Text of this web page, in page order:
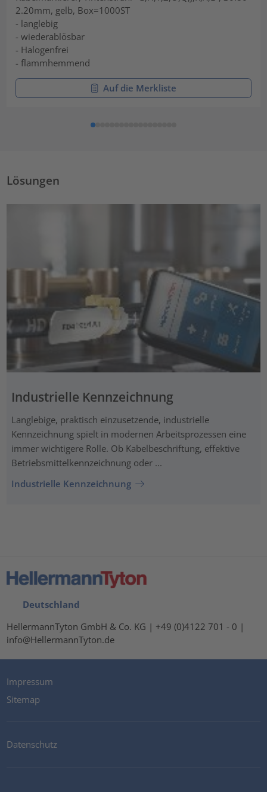
2.20mm, gelb, Box=1000ST
- langlebig
- wiederablösbar
- Halogenfrei
- flammhemmend
Auf die Merkliste
Lösungen
Industrielle Kennzeichnung
Langlebige, praktisch einzusetzende, industrielle
Kennzeichnung spielt in modernen Arbeitsprozessen eine
immer wichtigere Rolle. Ob Kabelbeschriftung, effektive
Betriebsmittelkennzeichnung oder ...
Industrielle Kennzeichnung
Deutschland
HellermannTyton GmbH & Co. KG | +49 (0)4122 701 - 0 |
info@HellermannTyton.de
Impressum
Sitemap
Datenschutz